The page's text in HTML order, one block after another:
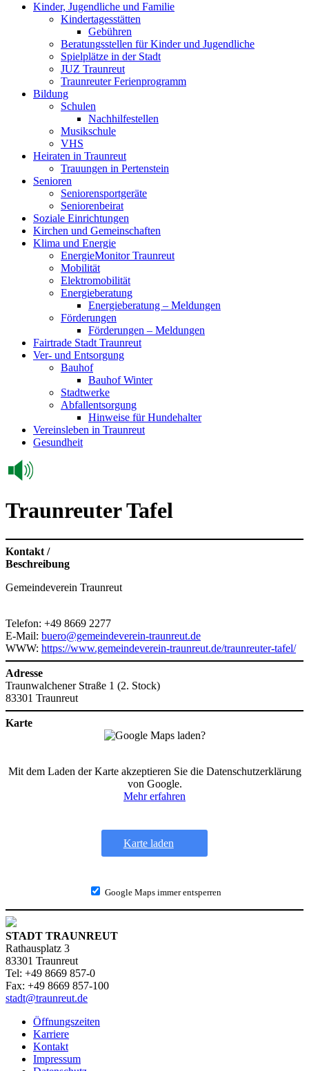
Kinder, Jugendliche und Familie
Kindertagesstätten
Gebühren
Beratungsstellen für Kinder und Jugendliche
Spielplätze in der Stadt
JUZ Traunreut
Traunreuter Ferienprogramm
Bildung
Schulen
Nachhilfestellen
Musikschule
VHS
Heiraten in Traunreut
Trauungen in Pertenstein
Senioren
Seniorensportgeräte
Seniorenbeirat
Soziale Einrichtungen
Kirchen und Gemeinschaften
Klima und Energie
EnergieMonitor Traunreut
Mobilität
Elektromobilität
Energieberatung
Energieberatung – Meldungen
Förderungen
Förderungen – Meldungen
Fairtrade Stadt Traunreut
Ver- und Entsorgung
Bauhof
Bauhof Winter
Stadtwerke
Abfallentsorgung
Hinweise für Hundehalter
Vereinsleben in Traunreut
Gesundheit
Traunreuter Tafel
Kontakt /
Beschreibung
Gemeindeverein Traunreut
Telefon: +49 8669 2277
E-Mail: buero@gemeindeverein-traunreut.de
WWW: https://www.gemeindeverein-traunreut.de/traunreuter-tafel/
Adresse
Traunwalchener Straße 1 (2. Stock)
83301 Traunreut
Karte
Mit dem Laden der Karte akzeptieren Sie die Datenschutzerklärung
von Google.
Mehr erfahren
Karte laden
Google Maps immer entsperren
STADT TRAUNREUT
Rathausplatz 3
83301 Traunreut
Tel: +49 8669 857-0
Fax: +49 8669 857-100
stadt@traunreut.de
Öffnungszeiten
Karriere
Kontakt
Impressum